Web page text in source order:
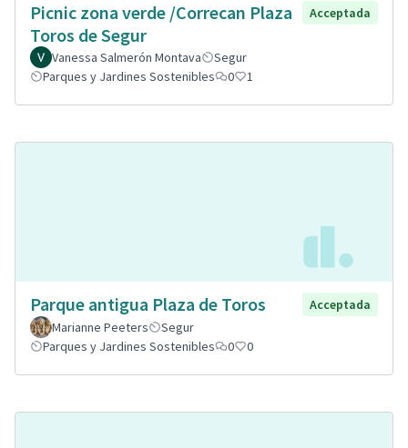
Picnic zona verde /Correcan Plaza
Toros de Segur
Acceptada
Vanessa Salmerón Montava
Segur
Parques y Jardines Sostenibles
0 1
Parque antigua Plaza de Toros
Acceptada
Marianne Peeters
Segur
Parques y Jardines Sostenibles
0 0